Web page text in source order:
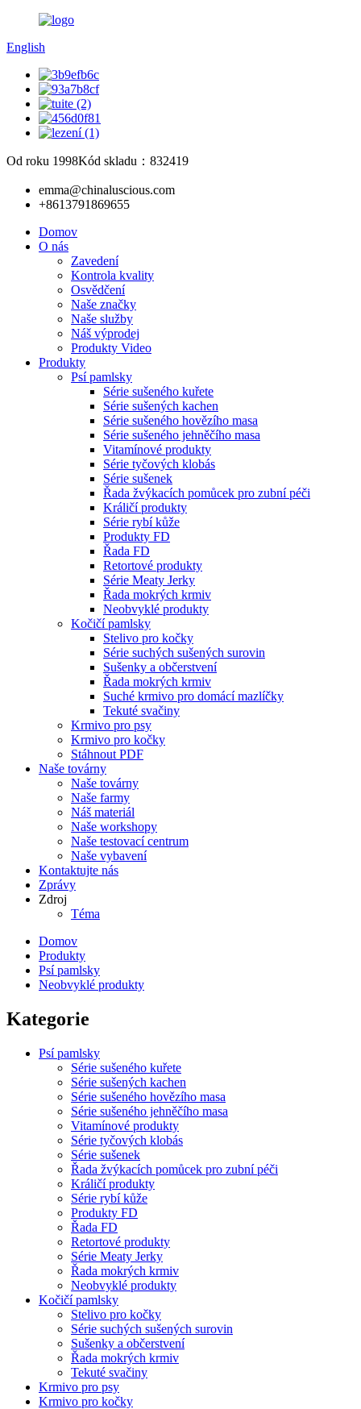
English
Od roku 1998Kód skladu：832419
emma@chinaluscious.com
+8613791869655
Domov
O nás
Zavedení
Kontrola kvality
Osvědčení
Naše značky
Naše služby
Náš výprodej
Produkty Video
Produkty
Psí pamlsky
Série sušeného kuřete
Série sušených kachen
Série sušeného hovězího masa
Série sušeného jehněčího masa
Vitamínové produkty
Série tyčových klobás
Série sušenek
Řada žvýkacích pomůcek pro zubní péči
Králičí produkty
Série rybí kůže
Produkty FD
Řada FD
Retortové produkty
Série Meaty Jerky
Řada mokrých krmiv
Neobvyklé produkty
Kočičí pamlsky
Stelivo pro kočky
Série suchých sušených surovin
Sušenky a občerstvení
Řada mokrých krmiv
Suché krmivo pro domácí mazlíčky
Tekuté svačiny
Krmivo pro psy
Krmivo pro kočky
Stáhnout PDF
Naše továrny
Naše továrny
Naše farmy
Náš materiál
Naše workshopy
Naše testovací centrum
Naše vybavení
Kontaktujte nás
Zprávy
Zdroj
Téma
Domov
Produkty
Psí pamlsky
Neobvyklé produkty
Kategorie
Psí pamlsky
Série sušeného kuřete
Série sušených kachen
Série sušeného hovězího masa
Série sušeného jehněčího masa
Vitamínové produkty
Série tyčových klobás
Série sušenek
Řada žvýkacích pomůcek pro zubní péči
Králičí produkty
Série rybí kůže
Produkty FD
Řada FD
Retortové produkty
Série Meaty Jerky
Řada mokrých krmiv
Neobvyklé produkty
Kočičí pamlsky
Stelivo pro kočky
Série suchých sušených surovin
Sušenky a občerstvení
Řada mokrých krmiv
Tekuté svačiny
Krmivo pro psy
Krmivo pro kočky